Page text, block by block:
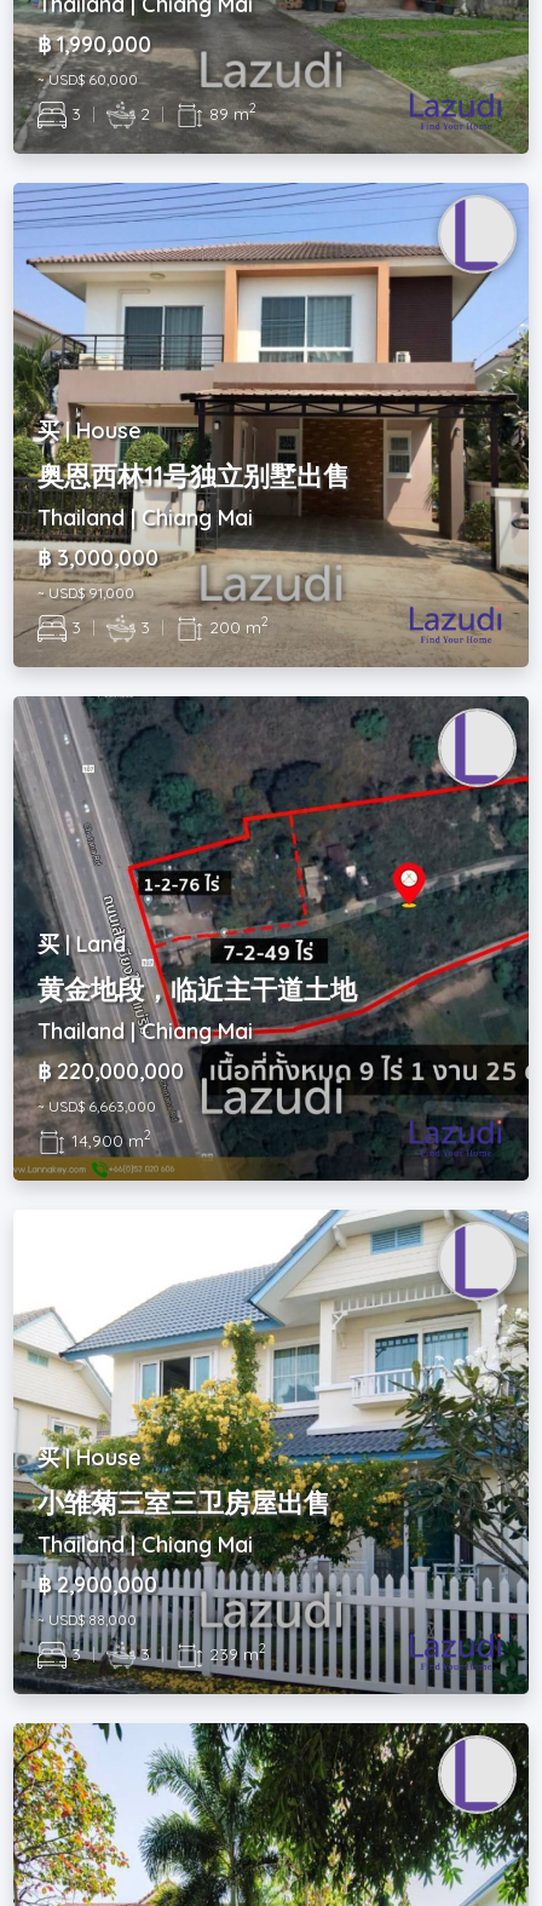
฿ 1,990,000
~ USD$ 60,000
3 | 2 | 89 m2
买 | House
奥恩西林11号独立别墅出售
Thailand | Chiang Mai
฿ 3,000,000
~ USD$ 91,000
3 | 3 | 200 m2
买 | Land
黄金地段，临近主干道土地
Thailand | Chiang Mai
฿ 220,000,000
~ USD$ 6,663,000
14,900 m2
买 | House
小雏菊三室三卫房屋出售
Thailand | Chiang Mai
฿ 2,900,000
~ USD$ 88,000
3 | 3 | 239 m2